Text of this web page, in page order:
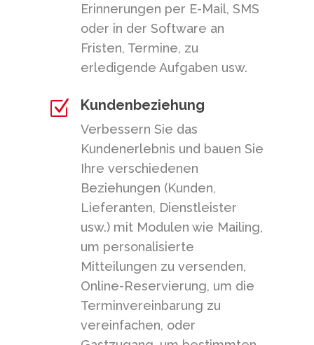
Erinnerungen per E-Mail, SMS
oder in der Software an
Fristen, Termine, zu
erledigende Aufgaben usw.
Z Kundenbeziehung
Verbessern Sie das
Kundenerlebnis und bauen Sie
Ihre verschiedenen
Beziehungen (Kunden,
Lieferanten, Dienstleister
usw.) mit Modulen wie Mailing,
um personalisierte
Mitteilungen zu versenden,
Online-Reservierung, um die
Terminvereinbarung zu
vereinfachen, oder